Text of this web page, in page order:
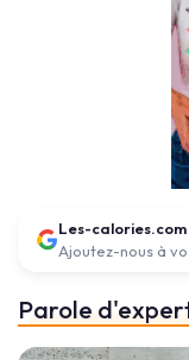
Les-calories.com
Ajoutez-nous à
Parole